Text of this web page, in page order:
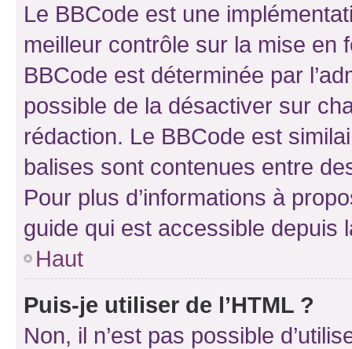
Le BBCode est une
meilleur contrôle sur la mise en
BBCode est déterminée par
possible de la désactiver sur
rédaction. Le BBCode est
balises sont contenues entre
Pour plus d’informations à
guide qui est accessible depuis
Haut
Puis-je utiliser de l’HTML ?
Non, il n’est pas possible